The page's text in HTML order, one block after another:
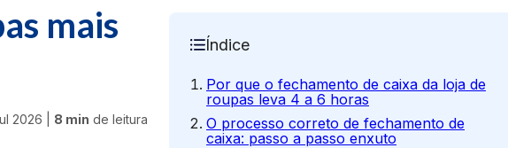
mais
2026 8 min de leitura
Índice
Por que o fechamento de caixa da loja de
roupas leva 4 a 6 horas
O processo correto de fechamento de
caixa: passo a passo enxuto